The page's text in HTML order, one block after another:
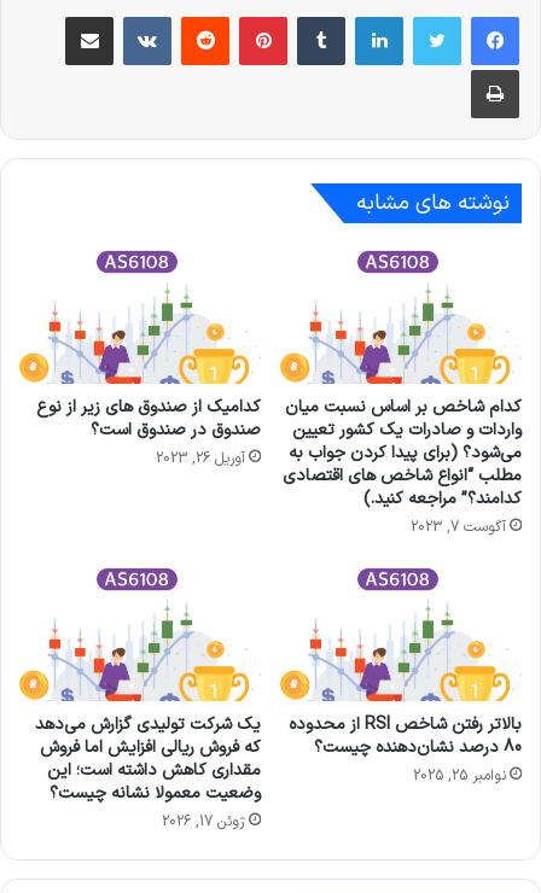
لینکدین ‫تامبلر ‫پین‌ترست‫رددیت ‫VKontakteاشتراک گذاری از طریق ایمیل
چاپ
نوشته های مشابه
کدام شاخص بر اساس نسبت میان
واردات و صادرات یک کشور تعیین
می‌شود؟ (برای پیدا کردن جواب به
مطلب “انواع شاخص های اقتصادی
کدامند؟” مراجعه کنید.)
آگوست 7, 2023
کدامیک از صندوق های زیر از نوع
صندوق در صندوق است؟
آوریل 26, 2023
بالاتر رفتن شاخص RSI از محدوده
80 درصد نشان‌دهنده چیست؟
نوامبر 25, 2025
یک شرکت تولیدی گزارش می‌دهد
که فروش ریالی افزایش اما فروش
مقداری کاهش داشته است؛ این
وضعیت معمولا نشانه چیست؟
ژوئن 17, 2026